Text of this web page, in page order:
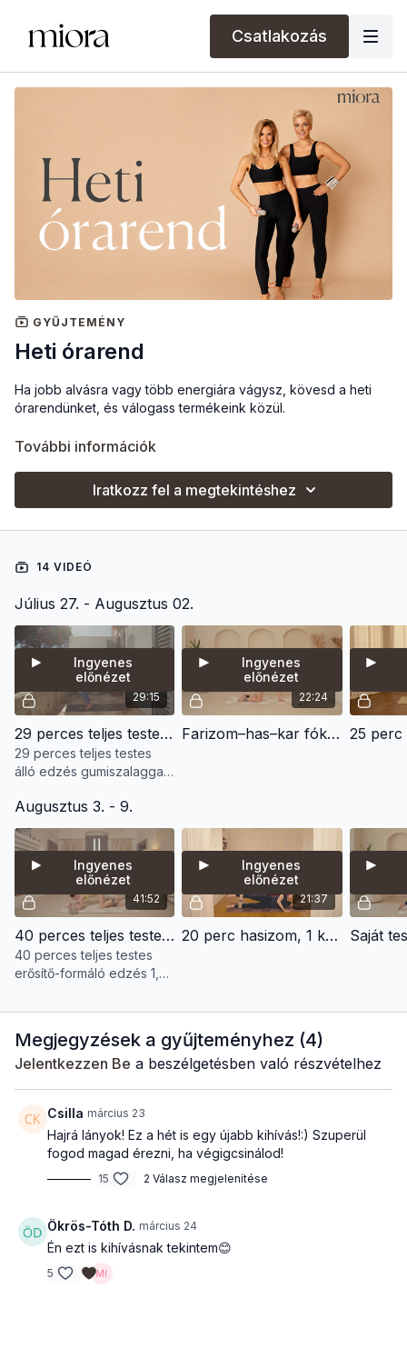
Csatlakozás
GYŰJTEMÉNY
Heti órarend
Ha jobb alvásra vagy több energiára vágysz, kövesd a heti
órarendünket, és válogass termékeink közül.
Minden nap találsz egy rövid, hatékony edzést, vagy
egészségedért.
Próbáld meg egy teljes héten keresztül végigcsinálni a
hozhat.
További információk
Iratkozz fel a megtekintéshez
14 VIDEÓ
Július 27. - Augusztus 02.
29:15
Ingyenes
előnézet
29 perces teljes testes, álló edzés, szalaggal
29 perces teljes testes
álló edzés gumiszalaggal,
Utazáshoz is tökéletes,
eszközigénye minimális,
mégis hatékonyan erősít é
22:24
Ingyenes
előnézet
Farizom–has–kar fókusz – 22 perc (bokasúly + kézisúly + szalag)
Augusztus 3. - 9.
41:52
Ingyenes
előnézet
40 perces teljes testes edzés, 1,5 kg-os bokasúllyal és kettlebbelel
40 perces teljes testes
erősítő-formáló edzés 1,5
kg-os kettlebellel, mély
21:37
Ingyenes
előnézet
20 perc hasizom, 1 kg kézisúllyal
Megjegyzések a gyűjteményhez (4)
Jelentkezzen Be a beszélgetésben való részvételhez
Csilla március 23
Hajrá lányok! Ez a hét is egy újabb kihívás!:) Szuperül
fogod magad érezni, ha végigcsinálod!
15 2 Válasz megjelenítése
Ökrös-Tóth D. március 24
Én ezt is kihívásnak tekintem😊
5